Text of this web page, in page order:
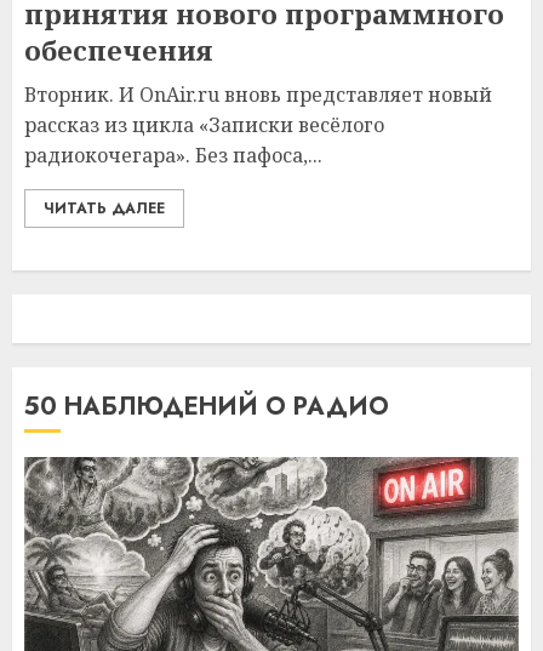
принятия нового программного
обеспечения
Вторник. И OnAir.ru вновь представляет новый
рассказ из цикла «Записки весёлого
радиокочегара». Без пафоса,...
ЧИТАТЬ ДАЛЕЕ
50 НАБЛЮДЕНИЙ О РАДИО